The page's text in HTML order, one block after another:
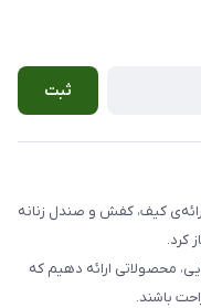
ثبت
با هدف ارائه‌ی کیف، کفش و صندل زنانه
کرد.
محصولاتی ارائه دهیم که
باشند.